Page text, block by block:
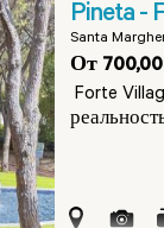
Pineta -
Santa
От
Forte